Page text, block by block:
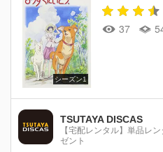
シーズン1
37
TSUTAYA DISCAS
【宅配レンタル】単品レ
ゼント